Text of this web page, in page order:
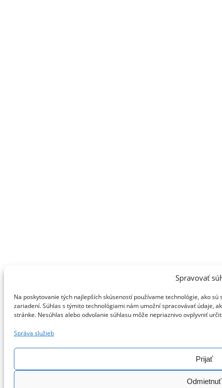
Spravovať
Na poskytovanie tých najlepších skúseností používame technológie, ako
zariadení. Súhlas s týmito technológiami nám umožní spracovávať údaje,
stránke. Nesúhlas alebo odvolanie súhlasu môže nepriaznivo ovplyvniť
Správa služieb
Prijať
Odmietnuť